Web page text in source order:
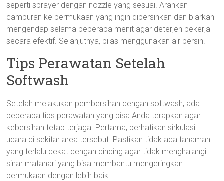
seperti sprayer dengan nozzle yang sesuai. Arahkan
campuran ke permukaan yang ingin dibersihkan dan biarkan
mengendap selama beberapa menit agar deterjen bekerja
secara efektif. Selanjutnya, bilas menggunakan air bersih.
Tips Perawatan Setelah
Softwash
Setelah melakukan pembersihan dengan softwash, ada
beberapa tips perawatan yang bisa Anda terapkan agar
kebersihan tetap terjaga. Pertama, perhatikan sirkulasi
udara di sekitar area tersebut. Pastikan tidak ada tanaman
yang terlalu dekat dengan dinding agar tidak menghalangi
sinar matahari yang bisa membantu mengeringkan
permukaan dengan lebih baik.